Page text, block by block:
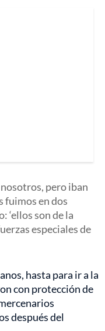
pero iban
fuimos en dos
‘ellos son de la
especiales de
hasta para ir a la
con protección de
después del